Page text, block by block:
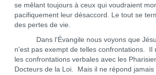
se mêlant toujours à ceux qui voudraient
pacifiquement leur désaccord. Le tout se
des pertes de vie.
Dans l'Évangile nous voyons que
n'est pas exempt de telles confrontations. Il
les confrontations verbales avec les
Docteurs de la Loi. Mais il ne répond